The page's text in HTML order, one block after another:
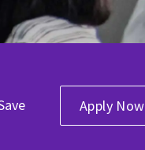
Apply Now